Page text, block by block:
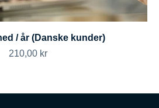
/ år (Danske kunder)
Salgspris
210,00 kr